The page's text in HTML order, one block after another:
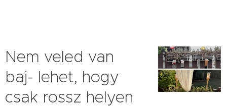
Nem veled van
baj- lehet, hogy
csak rossz helyen